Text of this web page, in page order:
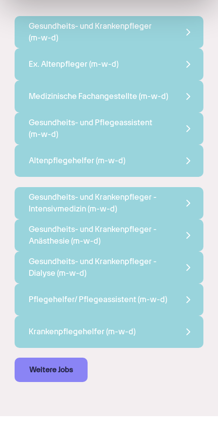
gesammelt haben.
(m-w-d)
Ex. Altenpfleger (m-w-d)
Medizinische Fachangestellte (m-w-d)
(m-w-d)
Altenpflegehelfer (m-w-d)
Gesundheits- und Krankenpfleger -
Intensivmedizin (m-w-d)
Gesundheits- und Krankenpfleger -
Anästhesie (m-w-d)
Gesundheits- und Krankenpfleger -
Dialyse (m-w-d)
Pflegehelfer/ Pflegeassistent (m-w-d)
Krankenpflegehelfer (m-w-d)
Weitere Jobs